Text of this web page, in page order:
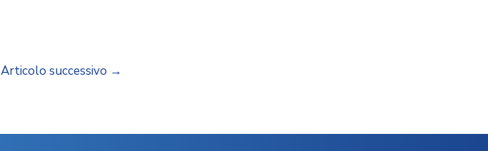
Articolo successivo →